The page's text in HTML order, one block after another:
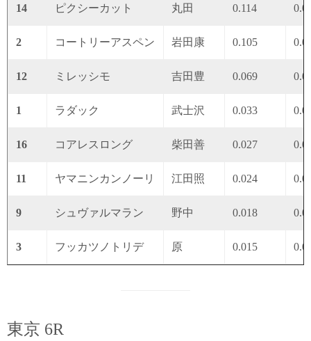
14 ピクシーカット 丸田 0.114
2 コートリーアスペン 岩田康 0.105
12 ミレッシモ 吉田豊 0.069
1 ラダック 武士沢 0.033
16 コアレスロング 柴田善 0.027
11 ヤマニンカンノーリ 江田照 0.024
9 シュヴァルマラン 野中 0.018
3 フッカツノトリデ 原 0.015
東京 6R